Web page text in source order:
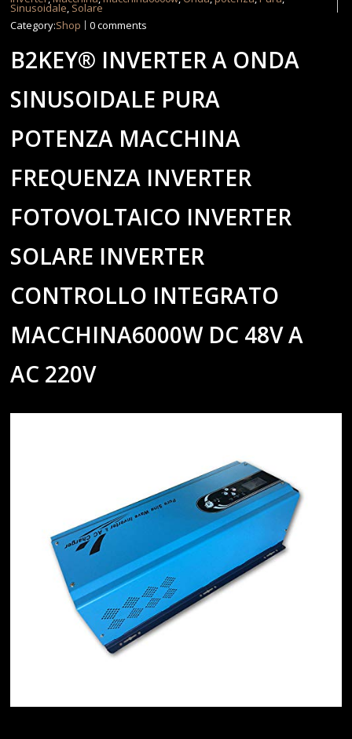
Sinusoidale, Solare
Category:Shop 0 comments
B2KEY® INVERTER A ONDA
SINUSOIDALE PURA
POTENZA MACCHINA
FREQUENZA INVERTER
FOTOVOLTAICO INVERTER
SOLARE INVERTER
CONTROLLO INTEGRATO
MACCHINA6000W DC 48V A
AC 220V